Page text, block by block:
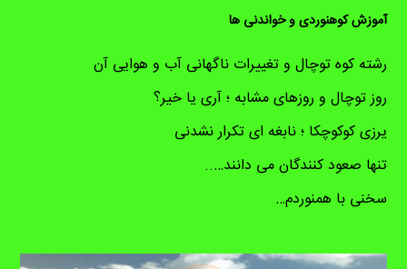
آموزش کوهنوردی و خواندنی ها
رشته کوه توچال و تغییرات ناگهانی آب و هوایی آن
روز توچال و روزهای مشابه ؛ آری یا خیر؟
یرزی کوکوچکا ؛ نابغه ای تکرار نشدنی
تنها صعود کنندگان می دانند…..
سخنی با همنوردم…